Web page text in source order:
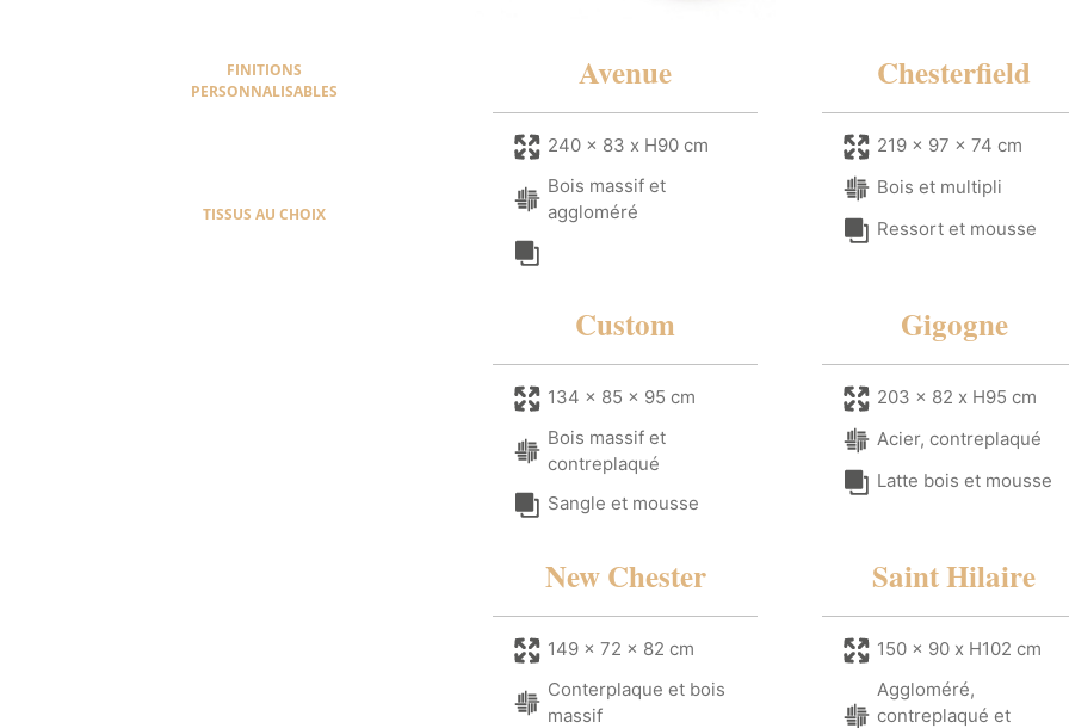
FINITIONS
PERSONNALISABLES
TISSUS AU CHOIX
Avenue
240 x 83 x H90 cm
Bois massif et
aggloméré
Chesterfield
219 x 97 x 74 cm
Bois et multipli
Ressort et mousse
Custom
134 x 85 x 95 cm
Bois massif et
contreplaqué
Sangle et mousse
Gigogne
203 x 82 x H95 cm
Acier, contreplaqué
Latte bois et mousse
New Chester
149 x 72 x 82 cm
Conterplaque et bois
massif
Saint Hilaire
150 x 90 x H102 cm
Aggloméré,
contreplaqué et